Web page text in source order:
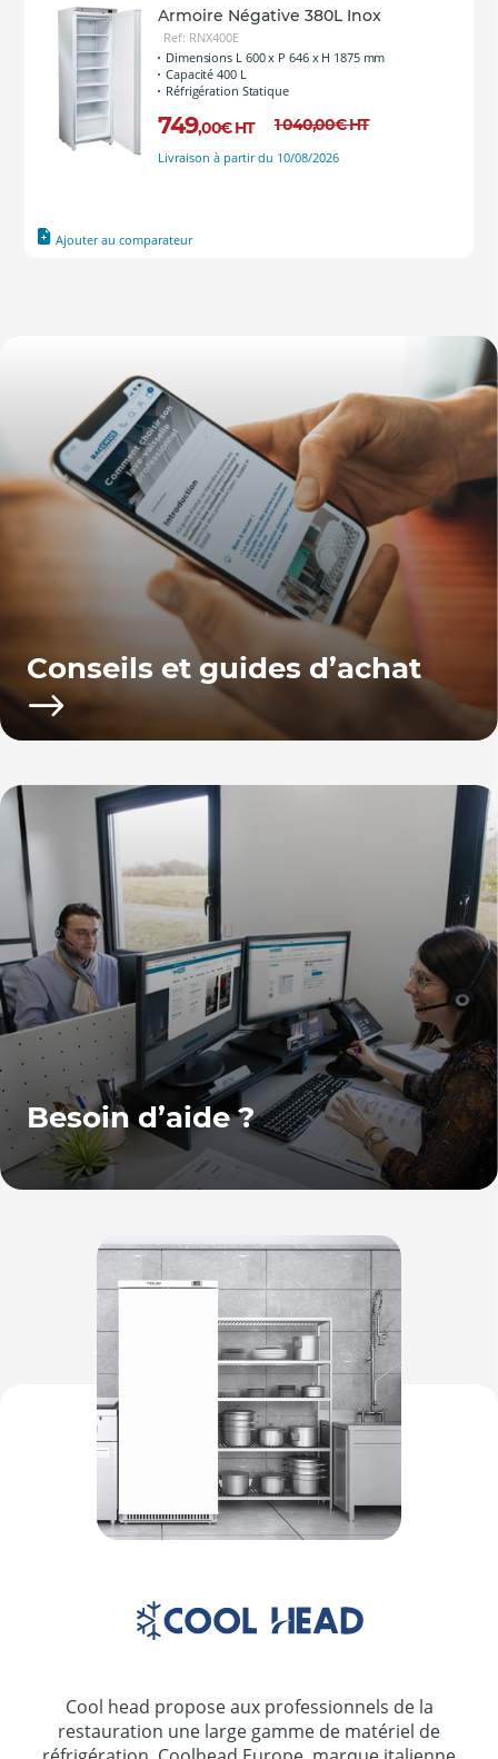
Armoire Négative 380L Inox
Ref: RNX400E
Dimensions L 600 x P 646 x H 1875 mm
Capacité 400 L
Réfrigération Statique
749,00€ HT 1 040,00€HT
Livraison à partir du 10/08/2026
Ajouter au comparateur
Conseils et guides d’achat
Besoin d’aide ?
Cool head propose aux professionnels de la
restauration une large gamme de matériel de